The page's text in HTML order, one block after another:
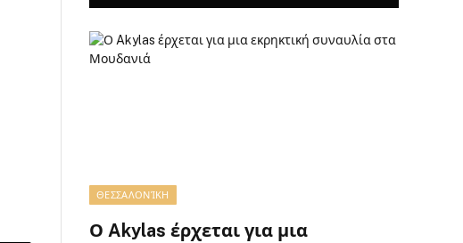
ΘΕΣΣΑΛΟΝΊΚΗ
Ο Akylas έρχεται για μια